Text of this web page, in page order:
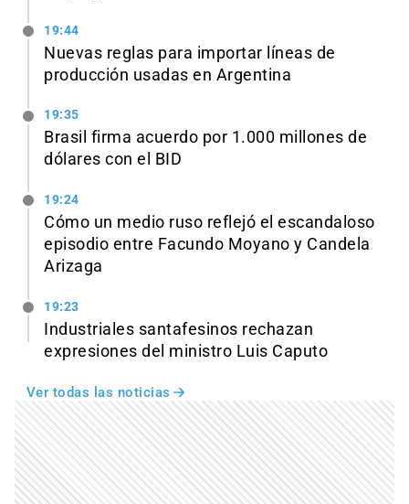
19:44
Nuevas reglas para importar líneas de
producción usadas en Argentina
19:35
Brasil firma acuerdo por 1.000 millones de
dólares con el BID
19:24
Cómo un medio ruso reflejó el escandaloso
episodio entre Facundo Moyano y Candela
Arizaga
19:23
Industriales santafesinos rechazan
expresiones del ministro Luis Caputo
Ver todas las noticias